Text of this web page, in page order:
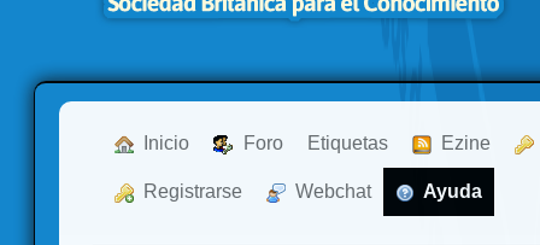
Inicio Foro Etiquetas Ezine
Registrarse Webchat Ayuda